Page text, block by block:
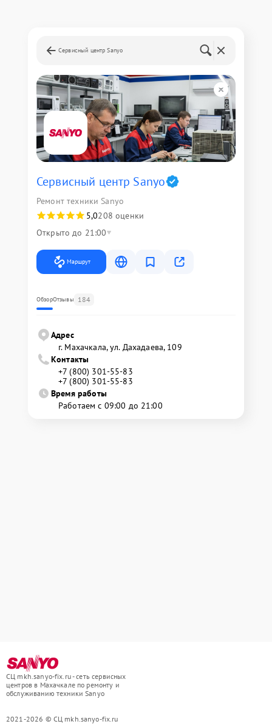
Сервисный центр Sanyo
Сервисный центр Sanyo
Ремонт техники Sanyo
5,0208 оценки
Открыто до 21:00
Маршрут
ОбзорОтзывы 184
Адрес
г. Махачкала, ул. Дахадаева, 109
Контакты
+7 (800) 301-55-83
+7 (800) 301-55-83
Время работы
Работаем с 09:00 до 21:00
СЦ mkh.sanyo-fix.ru - сеть сервисных
центров в Махачкале по ремонту и
обслуживанию техники Sanyo
2021-2026 © СЦ mkh.sanyo-fix.ru